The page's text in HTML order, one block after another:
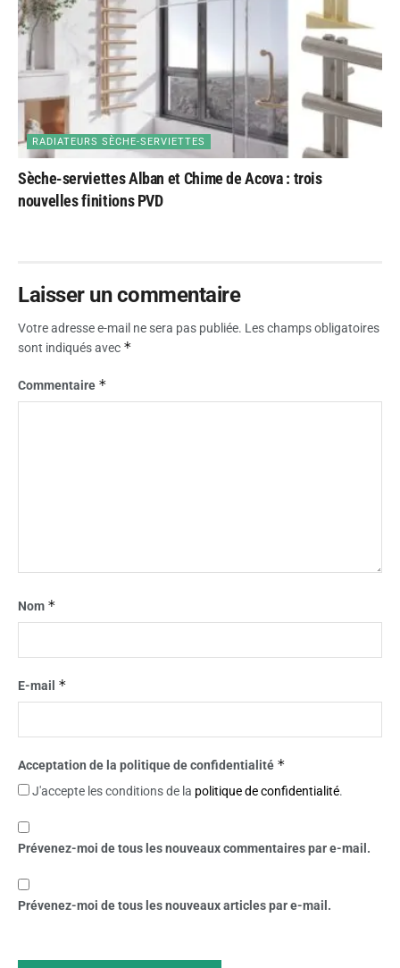
RADIATEURS SÈCHE-SERVIETTES
Sèche-serviettes Alban et Chime de Acova : trois
nouvelles finitions PVD
Laisser un commentaire
Votre adresse e-mail ne sera pas publiée. Les champs obligatoires
sont indiqués avec *
Commentaire *
Nom *
E-mail *
Acceptation de la politique de confidentialité *
J'accepte les conditions de la politique de confidentialité.
Prévenez-moi de tous les nouveaux commentaires par e-mail.
Prévenez-moi de tous les nouveaux articles par e-mail.